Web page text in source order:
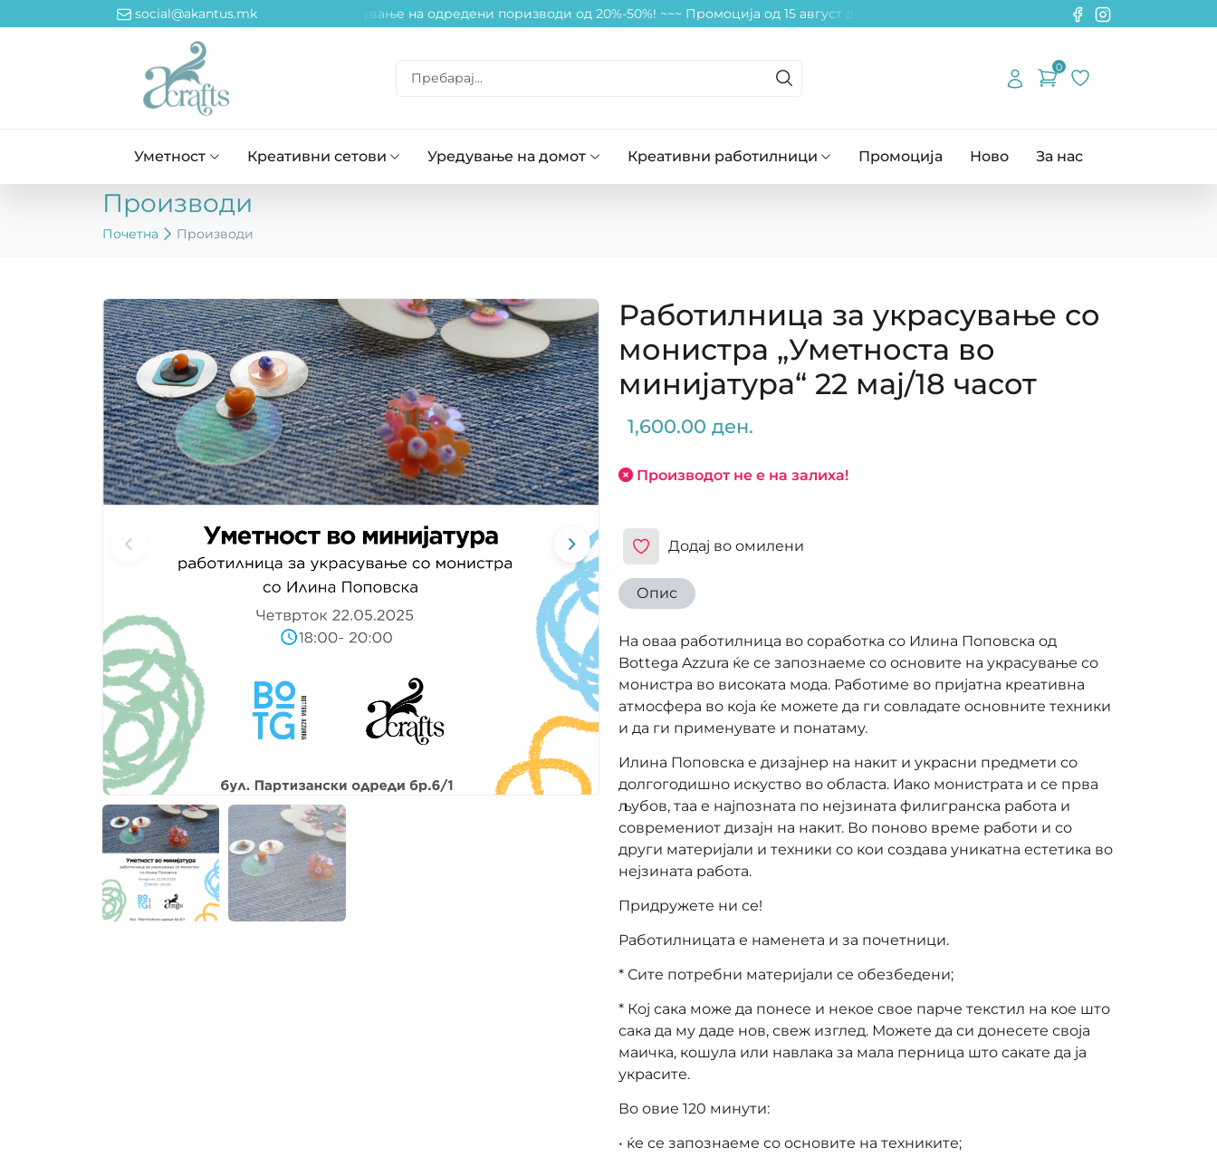
social@akantus.mk
од 15 август до 14 септември! ~~~ Намалување на одредени поризводи од 20%-50%! ~~ ~ Промоција од 15 август до 14 септември! ~~~ Намалување на одредени
0
Уметност Креативни сетови Уредување на домот Креативни работилници Промоција Ново За нас
Производи
Почетна Производи
Работилница за украсување со
монистра „Уметноста во
минијатура“ 22 мај/18 часот
1,600.00 ден.
Производот не е на залиха!
Додај во омилени
Опис
На оваа работилница во соработка со Илина Поповска од
Bottega Azzura ќе се запознаеме со основите на украсување со
монистра во високата мода. Работиме во пријатна креативна
атмосфера во која ќе можете да ги совладате основните техники
и да ги применувате и понатаму.
Илина Поповска е дизајнер на накит и украсни предмети со
долгогодишно искуство во областа. Иако монистрата и се прва
љубов, таа е најпозната по нејзината филигранска работа и
современиот дизајн на накит. Во поново време работи и со
други материјали и техники со кои создава уникатна естетика во
нејзината работа.
Придружете ни се!
Работилницата е наменета и за почетници.
* Сите потребни материјали се обезбедени;
* Кој сака може да понесе и некое свое парче текстил на кое што
сака да му даде нов, свеж изглед. Можете да си донесете своја
маичка, кошула или навлака за мала перница што сакате да ја
украсите.
Во овие 120 минути:
• ќе се запознаеме со основите на техниките;